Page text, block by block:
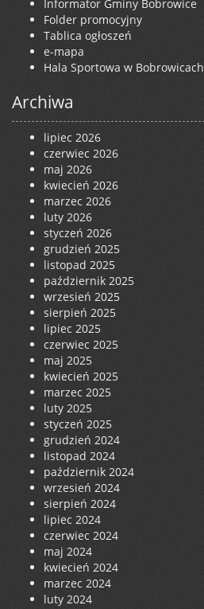
Informator Gminy Bobrowice
Folder promocyjny
Tablica ogłoszeń
e-mapa
Hala Sportowa w Bobrowicach
Archiwa
lipiec 2026
czerwiec 2026
maj 2026
kwiecień 2026
marzec 2026
luty 2026
styczeń 2026
grudzień 2025
listopad 2025
październik 2025
wrzesień 2025
sierpień 2025
lipiec 2025
czerwiec 2025
maj 2025
kwiecień 2025
marzec 2025
luty 2025
styczeń 2025
grudzień 2024
listopad 2024
październik 2024
wrzesień 2024
sierpień 2024
lipiec 2024
czerwiec 2024
maj 2024
kwiecień 2024
marzec 2024
luty 2024